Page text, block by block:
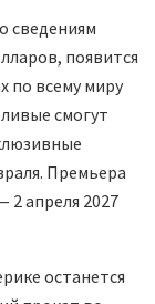
сведениям
появится
по всему миру
смогут
Премьера
2 апреля 2027
останется